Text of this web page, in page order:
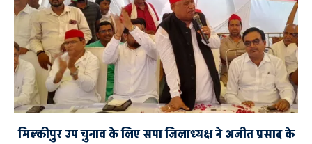
मिल्कीपुर उप चुनाव के लिए सपा जिलाध्यक्ष ने अजीत प्रसाद के